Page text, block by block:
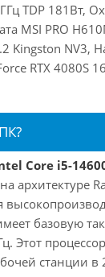
TDP 181Вт,
MSI PRO
Kingston NV3,
RTX 4080S
Core i5-
архитектуре
базовую
Этот
станции в